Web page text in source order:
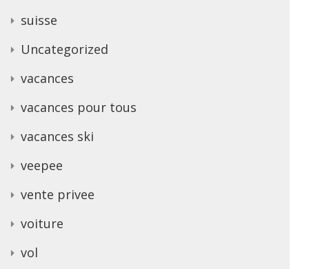
suisse
Uncategorized
vacances
vacances pour tous
vacances ski
veepee
vente privee
voiture
vol